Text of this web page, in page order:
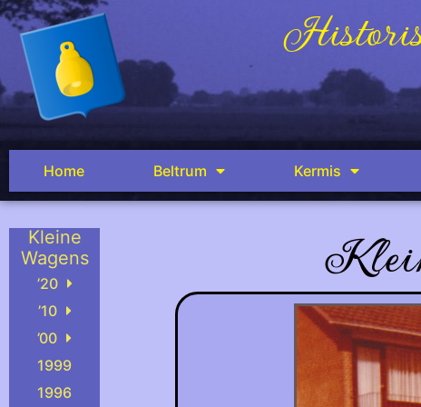
Home Beltrum Kermis
Kleine
Wagens
’20
’10
’00
1999
1996